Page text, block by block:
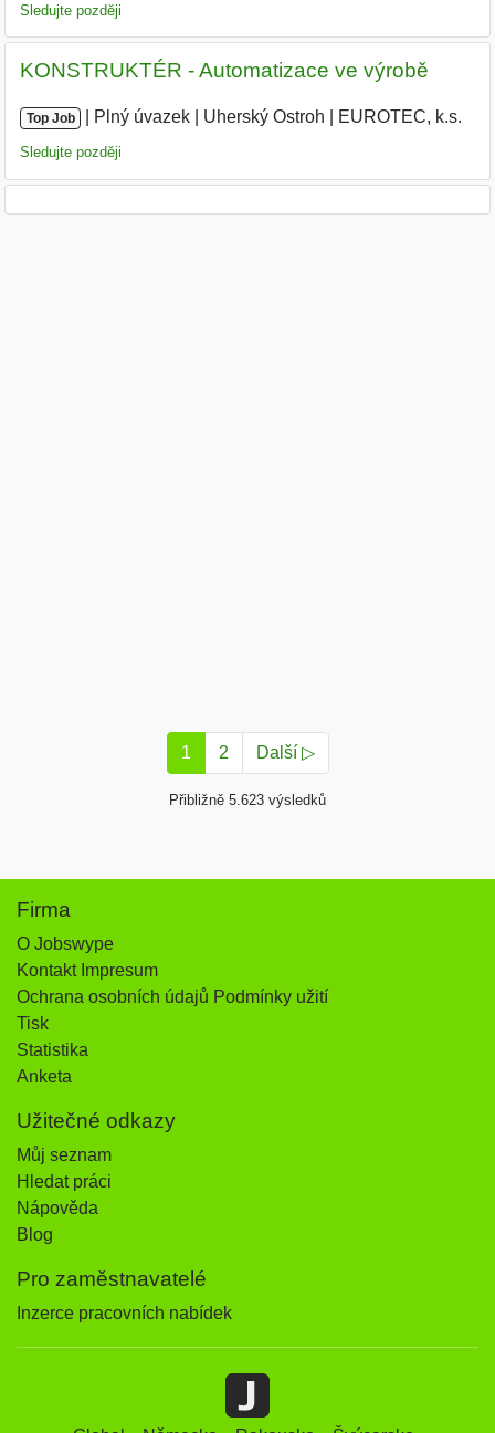
Sledujte později
KONSTRUKTÉR - Automatizace ve výrobě
Top Job Plný úvazek Uherský Ostroh EUROTEC, k.s.
Sledujte později
1 2 Další ▷
Přibližně 5.623 výsledků
Firma
O Jobswype
Kontakt Impresum
Ochrana osobních údajů Podmínky užití
Tisk
Statistika
Anketa
Užitečné odkazy
Můj seznam
Hledat práci
Nápověda
Blog
Pro zaměstnavatelé
Inzerce pracovních nabídek